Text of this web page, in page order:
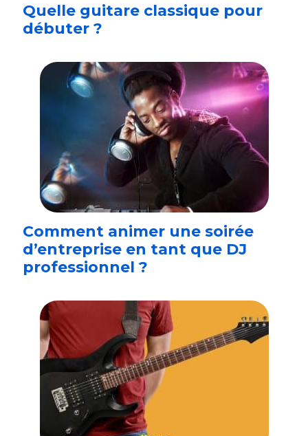
Quelle guitare classique pour
débuter ?
Comment animer une soirée
d’entreprise en tant que DJ
professionnel ?